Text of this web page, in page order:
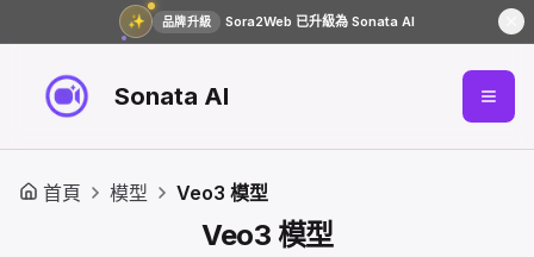
✨ 品牌升級 Sora2Web 已升級為 Sonata AI
Sonata AI
首頁 模型 Veo3 模型
Veo3 模型